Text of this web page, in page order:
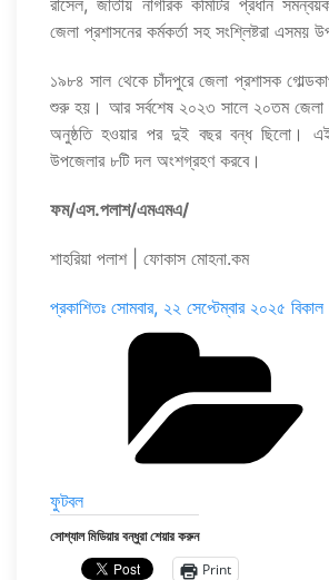
রাসেল, জাতীয় নাগরিক কমিটির প্রধান
জেলা প্রশাসনের কর্মকর্তা সহ সংশ্লিষ্টরা এসময়
১৯৮৪ সাল থেকে চাঁদপুরে জেলা প্রশাসক
শুরু হয়। আর সর্বশেষ ২০২৩ সালে ২০তম জেলা
অনুষ্ঠতি হওয়ার পর দুই বছর বন্ধ ছিলো। এই
উপজেলার ৮টি দল অংশগ্রহণ করবে।
ফম/এস.পলাশ/এমএমএ/
শাহরিয়া পলাশ | ফোকাস মোহনা.কম
প্রকাশিতঃ সোমবার, ২২ সেপ্টেম্বার ২০২৫
ফুটবল
সোশ্যাল মিডিয়ার বন্ধুরা শেয়ার করুন
Print